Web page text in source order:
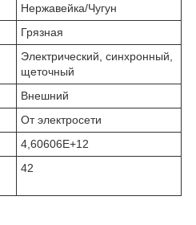
Нержавейка/Чугун
Грязная
Электрический, синхронный,
щеточный
Внешний
От электросети
4,60606E+12
42